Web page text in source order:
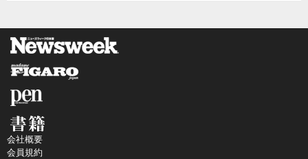
会社概要
会員規約